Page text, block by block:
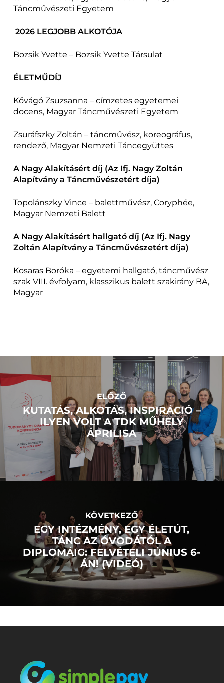
Táncművészeti Egyetem
2026 LEGJOBB ALKOTÓJA
Bozsik Yvette – Bozsik Yvette Társulat
ÉLETMŰDÍJ
Kővágó Zsuzsanna – címzetes egyetemei
docens, Magyar Táncművészeti Egyetem
Zsuráfszky Zoltán – táncművész, koreográfus,
rendező, Magyar Nemzeti Táncegyüttes
A Nagy Alakításért díj (Az Ifj. Nagy Zoltán
Alapítvány a Táncművészetért díja)
Topolánszky Vince – balettművész, Coryphée,
Magyar Nemzeti Balett
A Nagy Alakításért hallgató díj (Az Ifj. Nagy
Zoltán Alapítvány a Táncművészetért díja)
Kosaras Boróka – egyetemi hallgató, táncművész
szak VIII. évfolyam, klasszikus balett szakirány BA,
Magyar
ELŐZŐ
KUTATÁS, ALKOTÁS, INSPIRÁCIÓ –
ILYEN VOLT A TDK MŰHELY
ÁPRILISA
KÖVETKEZŐ
EGY INTÉZMÉNY, EGY ÉLETÚT,
TÁNC AZ ÓVODÁTÓL A
DIPLOMÁIG: FELVÉTELI JÚNIUS 6-
ÁN! (VIDEÓ)